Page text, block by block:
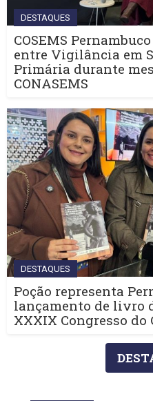
DESTAQUES
COSEMS
entre Vigilância em
Primária durante
CONASEMS
DESTAQUES
Poção representa
lançamento de livro
XXXIX Congresso do